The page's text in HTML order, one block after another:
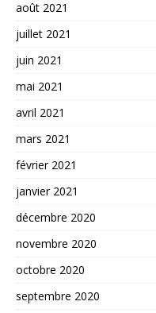
août 2021
juillet 2021
juin 2021
mai 2021
avril 2021
mars 2021
février 2021
janvier 2021
décembre 2020
novembre 2020
octobre 2020
septembre 2020